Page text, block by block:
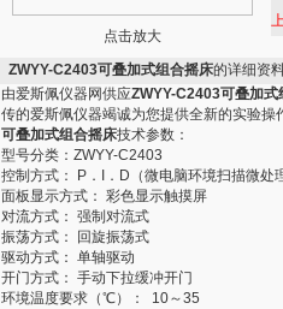
点击放大
ZWYY-C2403可叠加式组合摇床的详细资
由爱斯佩仪器网供应ZWYY-C2403可叠加式
传的爱斯佩仪器竭诚为您提供全新的实验操
可叠加式组合摇床技术参数：
型号分类：ZWYY-C2403
控制方式： P．I．D（微电脑环境扫描微处
面板显示方式： 彩色显示触摸屏
对流方式： 强制对流式
振荡方式： 回旋振荡式
驱动方式： 单轴驱动
开门方式： 手动下拉缓冲开门
环境温度要求（℃）： 10～35